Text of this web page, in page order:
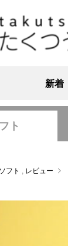
新着
ト
フト , レビュー